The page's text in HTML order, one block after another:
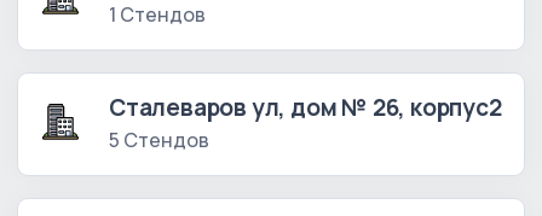
1 Стендов
Сталеваров ул, дом № 26, корпус2
5 Стендов